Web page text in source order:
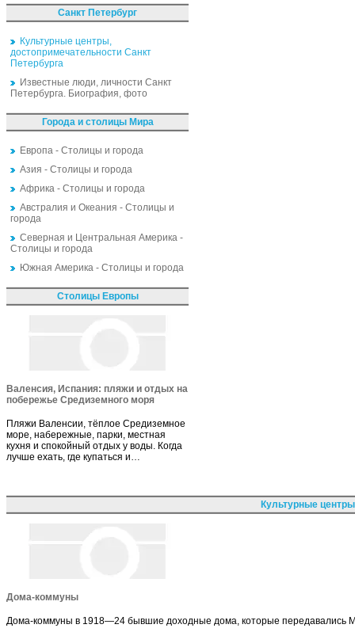
Санкт Петербург
Культурные центры,
достопримечательности Санкт
Петербурга
Известные люди, личности Санкт
Петербурга. Биография, фото
Города и столицы Мира
Европа - Столицы и города
Азия - Столицы и города
Африка - Столицы и города
Австралия и Океания - Столицы и
города
Северная и Центральная Америка -
Столицы и города
Южная Америка - Столицы и города
Столицы Европы
Валенсия, Испания: пляжи и отдых на
побережье Средиземного моря
Пляжи Валенсии, тёплое Средиземное
море, набережные, парки, местная
кухня и спокойный отдых у воды. Когда
лучше ехать, где купаться и…
Культурные
Дома-коммуны
Дома-коммуны в 1918—24 бывшие доходные дома, которые передавались